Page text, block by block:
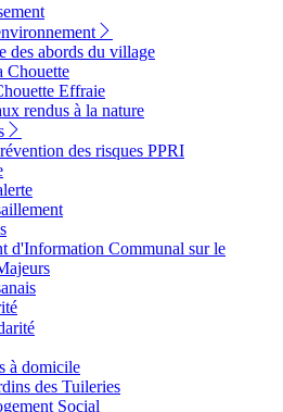
des abords du village
Chouette
Effraie
rendus à la nature
des risques PPRI
d'Information Communal sur le
à domicile
des Tuileries
Social